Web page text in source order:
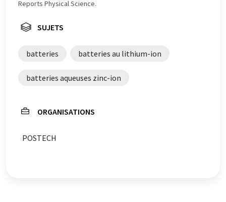
Reports Physical Science.
SUJETS
batteries batteries au lithium-ion
batteries aqueuses zinc-ion
ORGANISATIONS
POSTECH